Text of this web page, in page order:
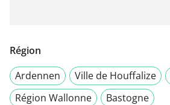
Région
Ardennen
Ville de Houffalize
Région Wallonne
Bastogne